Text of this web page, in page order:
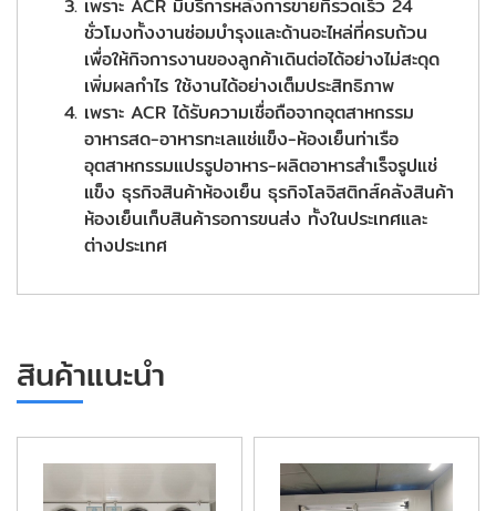
เพราะ ACR มีบริการหลังการขายที่รวดเร็ว 24
ชั่วโมงทั้งงานซ่อมบำรุงและด้านอะไหล่ที่ครบถ้วน
เพื่อให้กิจการงานของลูกค้าเดินต่อได้อย่างไม่สะดุด
เพิ่มผลกำไร ใช้งานได้อย่างเต็มประสิทธิภาพ
เพราะ ACR ได้รับความเชื่อถือจากอุตสาหกรรม
อาหารสด-อาหารทะเลแช่แข็ง-ห้องเย็นท่าเรือ
อุตสาหกรรมแปรรูปอาหาร-ผลิตอาหารสำเร็จรูปแช่
แข็ง ธุรกิจสินค้าห้องเย็น ธุรกิจโลจิสติกส์คลังสินค้า
ห้องเย็นเก็บสินค้ารอการขนส่ง ทั้งในประเทศและ
ต่างประเทศ
สินค้าแนะนำ